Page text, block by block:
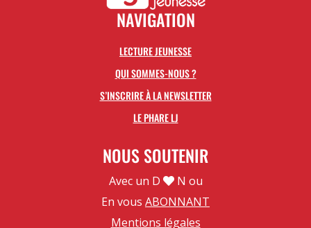
NAVIGATION
LECTURE JEUNESSE
QUI SOMMES-NOUS ?
S’INSCRIRE À LA NEWSLETTER
LE PHARE LJ
NOUS SOUTENIR
Avec un D
N ou
En vous ABONNANT
Mentions légales